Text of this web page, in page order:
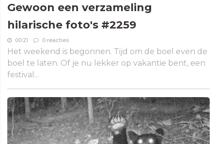
Gewoon een verzameling
hilarische foto's #2259
00:21 0 reacties
Het weekend is begonnen. Tijd om de boel even de
boel te laten. Of je nu lekker op vakantie bent, een
festival...